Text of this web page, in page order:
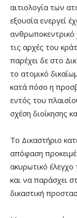
αιτιολογία των
εξουσία ενεργεί
τις αρχές του
παρέχει δε στο
το ατομικό
κατά πόσο η
εντός του
σχέση διοίκησης
Το Δικαστήριο
απόφαση
ακυρωτικό
και να παράσχει
δικαστική